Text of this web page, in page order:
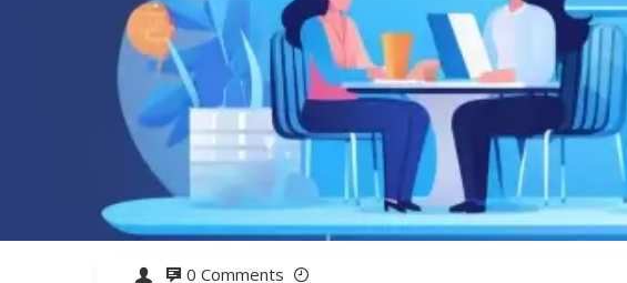
0 Comments